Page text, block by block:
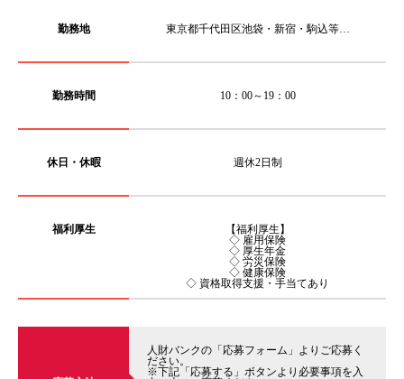
勤務地 東京都千代田区池袋・新宿・駒込等…
勤務時間 10：00～19：00
休日・休暇 週休2日制
福利厚生
【福利厚生】
◇ 雇用保険
◇ 厚生年金
◇ 労災保険
◇ 健康保険
◇ 資格取得支援・手当てあり
人財バンクの「応募フォーム」よりご応募く
ださい。
※下記「応募する」ボタンより必要事項を入